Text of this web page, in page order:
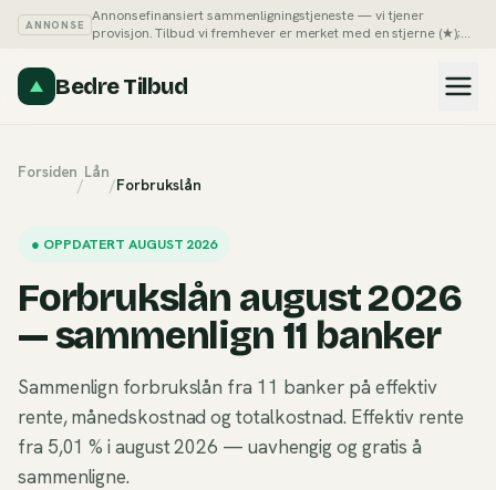
ANNONSE
Annonsefinansiert sammenligningstjeneste — vi tjener
provisjon. Tilbud vi fremhever er merket med en stjerne (★);
Bedre Tilbud
Forsiden
/
Lån
/Forbrukslån
● OPPDATERT AUGUST 2026
Forbrukslån august 2026
— sammenlign 11 banker
Sammenlign forbrukslån fra 11 banker på effektiv
rente, månedskostnad og totalkostnad. Effektiv rente
fra 5,01 % i august 2026 — uavhengig og gratis å
sammenligne.